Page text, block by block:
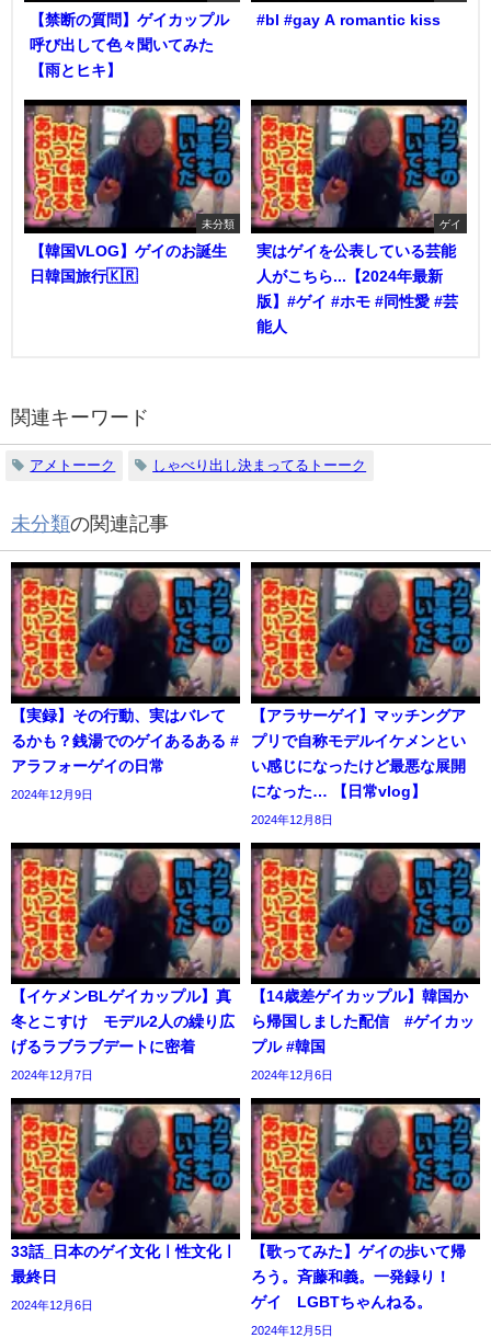
【禁断の質問】ゲイカップル
呼び出して色々聞いてみた
【雨とヒキ】
#bl #gay A romantic kiss
未分類
【韓国VLOG】ゲイのお誕生
日韓国旅行🇰🇷
ゲイ
実はゲイを公表している芸能
人がこちら...【2024年最新
版】#ゲイ #ホモ #同性愛 #芸
能人
関連キーワード
アメトーーク しゃべり出し決まってるトーーク
未分類の関連記事
【実録】その行動、実はバレて
るかも？銭湯でのゲイあるある #
アラフォーゲイの日常
2024年12月9日
【アラサーゲイ】マッチングア
プリで自称モデルイケメンとい
い感じになったけど最悪な展開
になった… 【日常vlog】
2024年12月8日
【イケメンBLゲイカップル】真
冬とこすけ モデル2人の繰り広
げるラブラブデートに密着
2024年12月7日
【14歳差ゲイカップル】韓国か
ら帰国しました配信 #ゲイカッ
プル #韓国
2024年12月6日
33話_日本のゲイ文化ㅣ性文化ㅣ
最終日
2024年12月6日
【歌ってみた】ゲイの歩いて帰
ろう。斉藤和義。一発録り！
ゲイ LGBTちゃんねる。
2024年12月5日